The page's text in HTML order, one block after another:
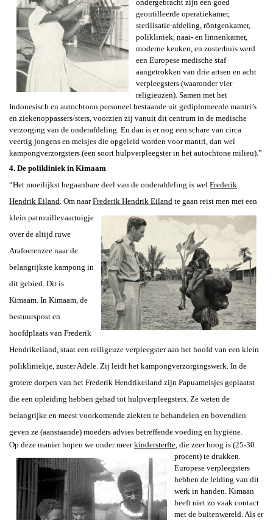
ondergebracht zijn een goed
geoutilleerde operatiekamer,
sterilisatie-afdeling, röntgenkamer,
polikliniek, naai- en linnenkamer,
moderne keuken, en zusterhuis werd
een Europese medische staf
aangetrokken van drie artsen en acht
verpleegsters (waaronder vier
religieuzen). Samen met het
Indonesisch en autochtoon personeel bestaande uit gediplomeerde mantri’s
en ziekenoppassers/sters, voorzien zij vanuit dit centrum in de medische
verzorging van de onderafdeling. En dan is er nog een schare van circa
veertig jongens en meisjes die opgeleid worden voor mantri, dan wel
kampongverzorgsters (een soort hulpverpleegster in het autochtone milieu).”
4. De polikliniek in Kimaam
“Het moeilijkst begaanbare deel van de onderafdeling is wel Frederik
Hendrik Eiland. Om naarFrederik Hendrik Eiland te gaan reist men met een
klein patrouillevaartuigje
over de altijd ruwe
Arafoerenzee naar de
belangrijkste kampong in
dit gebied. Dit is
Kimaam. In Kimaam, de
bestuurspost en
hoofdplaats van Frederik
Hendrikeiland, staat een reiligeuze verpleegster aan het hoofd van een klein
polikliniekje, zuster Adele. Zij leidt het kampongverzorgingswerk. In de
grotere dorpen van het Frederik Hendrikeiland zijn Papuameisjes geplaatst
die een opleiding hebben gehad tot hulpverpleegsters. Ze weten de
belangrijke en meest voorkomende ziekten te behandelen en bovendien
geven ze (aanstaande) moeders advies betreffende voeding en hygiëne.
Op deze manier hopen we onder meerkindersterfte, die zeer hoog is (25-30
procent) te drukken.
Europese verpleegsters
hebben de leiding van dit
werk in handen. Kimaan
heeft niet zo vaak contact
met de buitenwereld. Als er